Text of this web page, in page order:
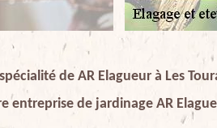
de AR Elagueur à Les
entreprise de jardinage AR